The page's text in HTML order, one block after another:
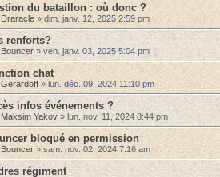
du bataillon : où donc ?
Draracle » dim. janv. 12, 2025 2:59 pm
renforts?
Bouncer » ven. janv. 03, 2025 5:04 pm
chat
Gerardoff » lun. déc. 09, 2024 11:10 pm
infos événements ?
Maksim Yakov » lun. nov. 11, 2024 8:44 pm
bloqué en permission
Bouncer » sam. nov. 02, 2024 7:16 am
régiment